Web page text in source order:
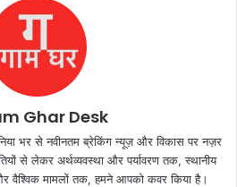
Ghar Desk
भर से नवीनतम ब्रेकिंग न्यूज़ और विकास पर नज़र
से लेकर अर्थव्यवस्था और पर्यावरण तक, स्थानीय
वैश्विक मामलों तक, हमने आपको कवर किया है।